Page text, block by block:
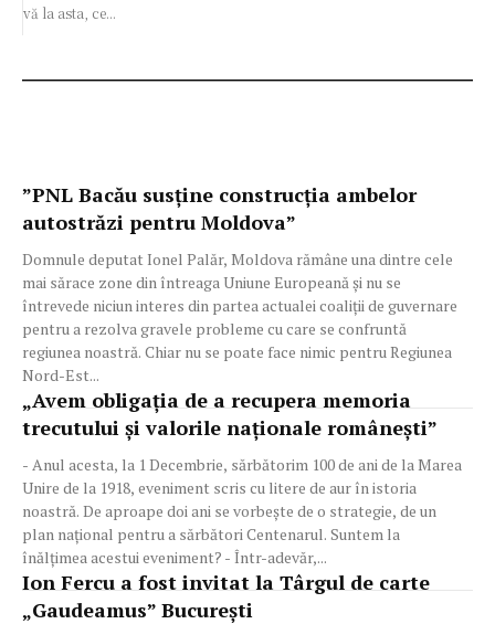
vă la asta, ce...
”PNL Bacău susține construcția ambelor
autostrăzi pentru Moldova”
Domnule deputat Ionel Palăr, Moldova rămâne una dintre cele
mai sărace zone din întreaga Uniune Europeană și nu se
întrevede niciun interes din partea actualei coaliții de guvernare
pentru a rezolva gravele probleme cu care se confruntă
regiunea noastră. Chiar nu se poate face nimic pentru Regiunea
Nord-Est...
„Avem obligaţia de a recupera memoria
trecutului şi valorile naţionale româneşti”
- Anul acesta, la 1 Decembrie, sărbătorim 100 de ani de la Marea
Unire de la 1918, eveniment scris cu litere de aur în istoria
noastră. De aproape doi ani se vorbeşte de o strategie, de un
plan naţional pentru a sărbători Centenarul. Suntem la
înălţimea acestui eveniment? - Într-adevăr,...
Ion Fercu a fost invitat la Târgul de carte
„Gaudeamus” Bucureşti